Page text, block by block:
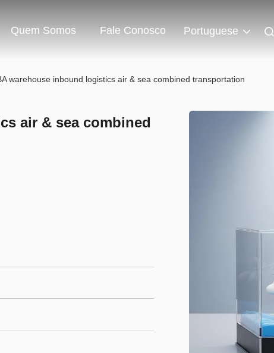
Quem Somos Fale Conosco Portuguese
warehouse inbound logistics air & sea combined transportation
air & sea combined